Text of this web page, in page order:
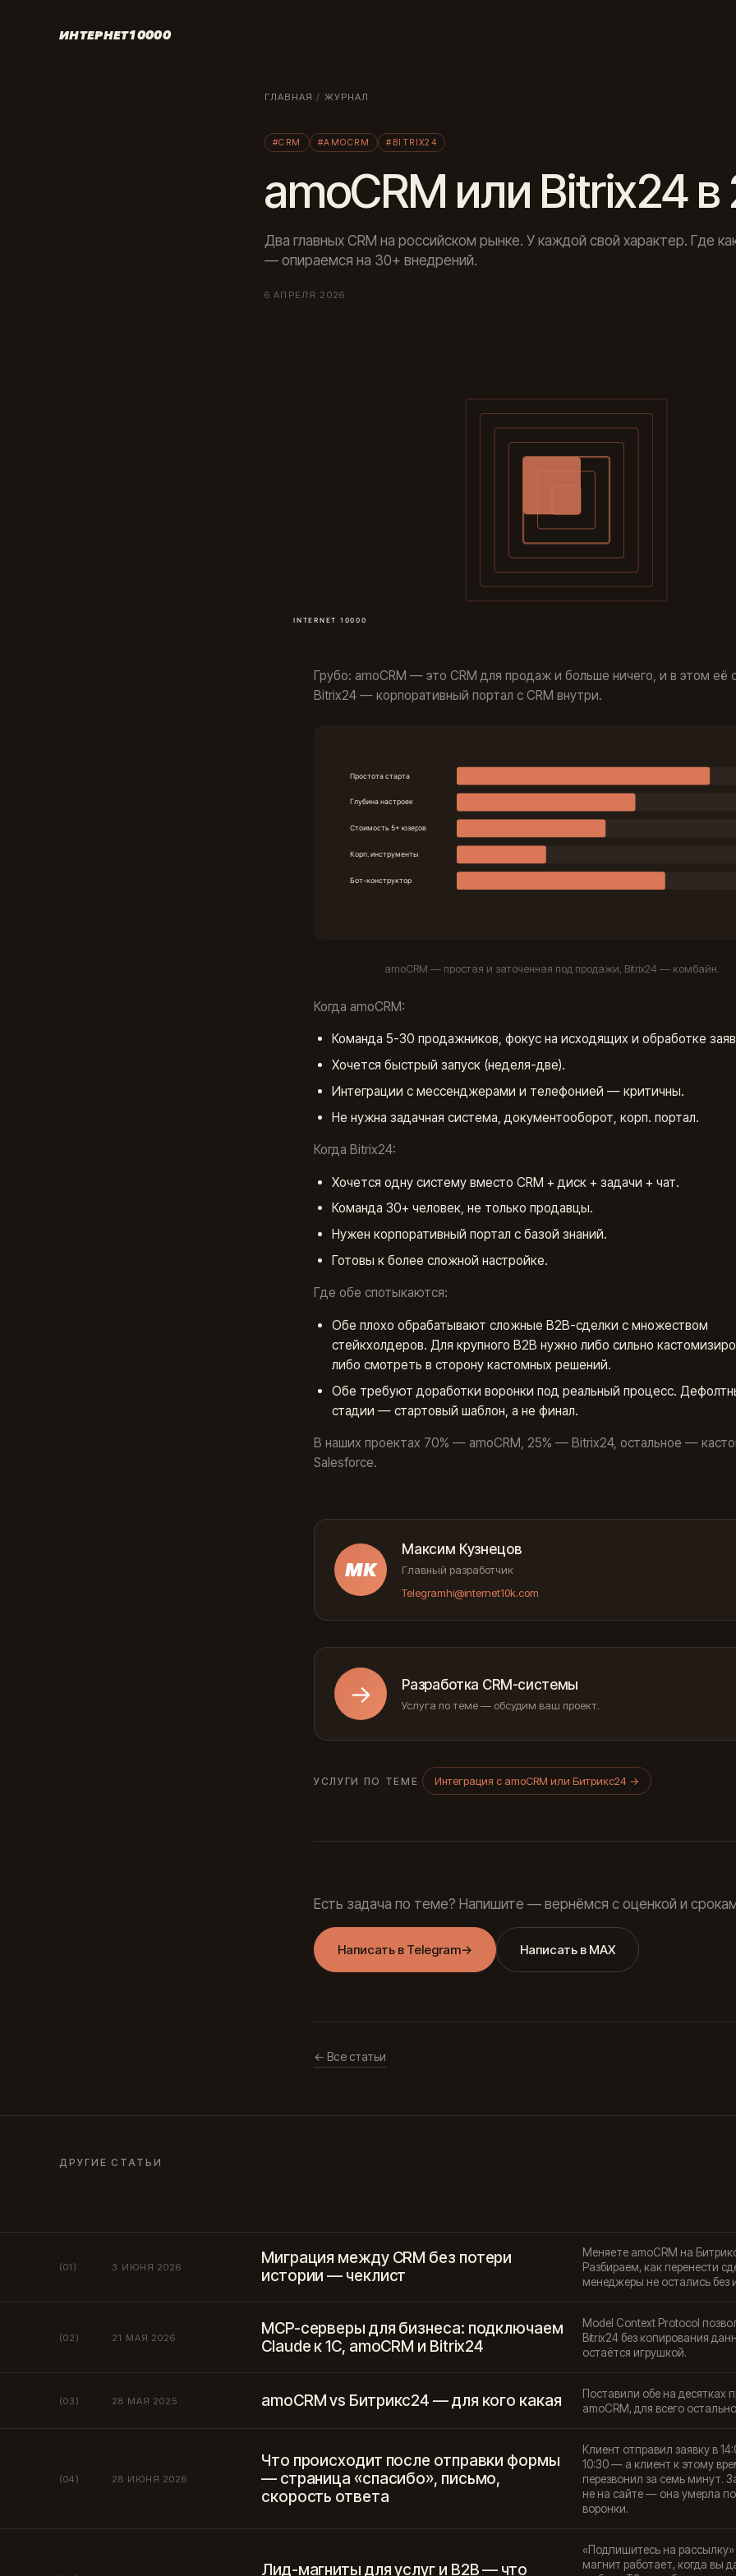
ИНТЕРНЕТ10000
ГЛАВНАЯ / ЖУРНАЛ
#CRM #AMOCRM #BITRIX24
amoCRM или Bitrix24
Два главных CRM на российском рынке. У каждой свой характер. Где
— опираемся на 30+ внедрений.
6 АПРЕЛЯ 2026
Грубо: amoCRM — это CRM для продаж и больше ничего, и в этом её
Bitrix24 — корпоративный портал с CRM внутри.
amoCRM — простая и заточенная под продажи, Bitrix24 — комбайн.
Когда amoCRM:
Команда 5-30 продажников, фокус на исходящих и обработке
Хочется быстрый запуск (неделя-две).
Интеграции с мессенджерами и телефонией — критичны.
Не нужна задачная система, документооборот, корп. портал.
Когда Bitrix24:
Хочется одну систему вместо CRM + диск + задачи + чат.
Команда 30+ человек, не только продавцы.
Нужен корпоративный портал с базой знаний.
Готовы к более сложной настройке.
Где обе спотыкаются:
Обе плохо обрабатывают сложные B2B-сделки с множеством
стейкхолдеров. Для крупного B2B нужно либо сильно
либо смотреть в сторону кастомных решений.
Обе требуют доработки воронки под реальный процесс.
стадии — стартовый шаблон, а не финал.
В наших проектах 70% — amoCRM, 25% — Bitrix24, остальное —
Salesforce.
МК
Максим Кузнецов
Главный разработчик
Telegramhi@internet10k.com
→ Разработка CRM-системы
Услуга по теме — обсудим ваш проект.
УСЛУГИ ПО ТЕМЕ Интеграция с amoCRM или Битрикс24 →
Есть задача по теме? Напишите — вернёмся с оценкой и
Написать в Telegram→ Написать в MAX
← Все статьи
ДРУГИЕ СТАТЬИ
(01) 3 ИЮНЯ 2026
Миграция между CRM без потери
истории — чеклист
Меняете amoCRM на
Разбираем, как перенести
менеджеры не остались без
(02) 21 МАЯ 2026
MCP-серверы для бизнеса: подключаем
Claude к 1С, amoCRM и Bitrix24
Model Context Protocol
Bitrix24 без копирования
остаётся игрушкой.
(03) 28 МАЯ 2025 amoCRM vs Битрикс24 — для кого какая
Поставили обе на
amoCRM, для всего
(04) 28 ИЮНЯ 2026
Что происходит после отправки формы
— страница «спасибо», письмо,
скорость ответа
Клиент отправил заявку в
10:30 — а клиент к этому
перезвонил за семь минут.
не на сайте — она умерла
воронки.
Лид-магниты для услуг и B2B — что
«Подпишитесь на
магнит работает, когда вы